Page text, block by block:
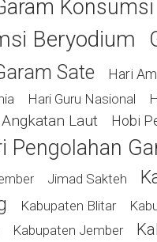
Konsumsi
Beryodium
Sate Hari
Hari Guru Nasional
Laut
Hobi
Pengolahan
Jimad Sakteh
Kabupaten Blitar
Kabupaten Jember